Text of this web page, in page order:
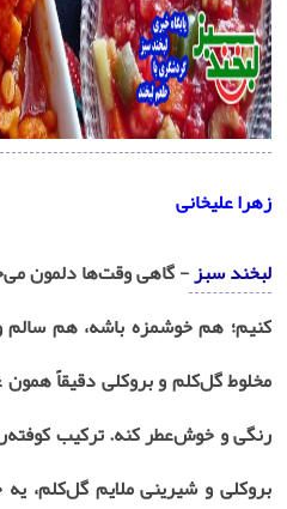
زهرا علیخانی
لبخند سبز- گاهی وقت‌ها دلمون
کنیم؛ هم خوشمزه باشه، هم
مخلوط گل‌کلم و بروکلی دقیقاً
رنگی و خوش‌عطر کنه. ترکیب
بروکلی و شیرینی ملایم گل‌کلم،